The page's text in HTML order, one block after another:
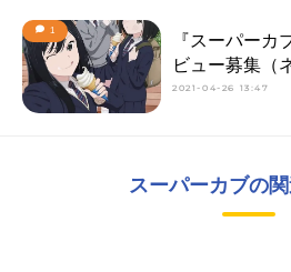
1
『スーパーカ
ビュー募集（
2021-04-26 13:47
スーパーカブの